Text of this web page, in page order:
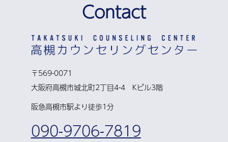
Contact
〒569-0071
大阪府高槻市城北町2丁目4-4 Kビル3階
阪急高槻市駅より徒歩1分
090-9706-7819